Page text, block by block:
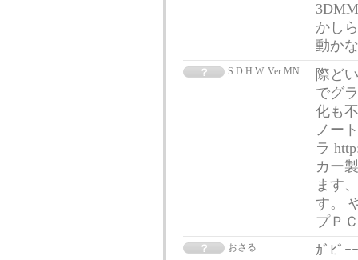
かし
動か
S.D.H.W. Ver:MN
際ど
でグ
化も
ノー
ラ
カー
ます
す。
プＰ
おさる
ｶﾞﾋﾞ